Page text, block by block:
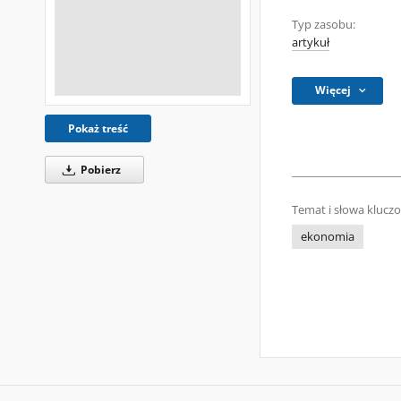
Pokaż treść
Pobierz
Typ zasobu:
artykuł
Więcej
Temat i słowa
ekonomia